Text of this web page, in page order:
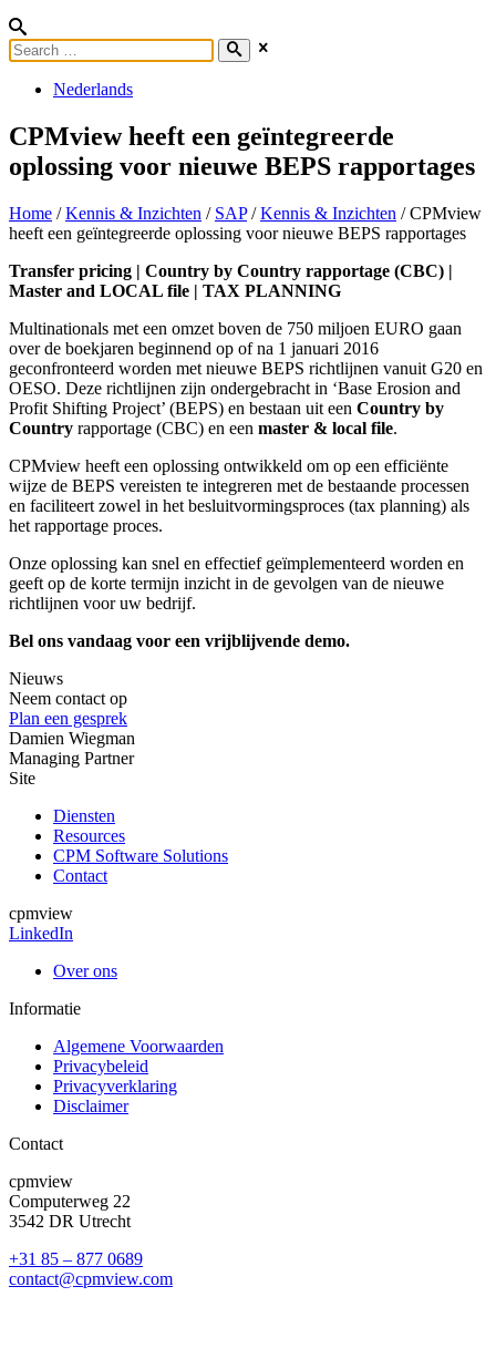
Nederlands
CPMview heeft een geïntegreerde
oplossing voor nieuwe BEPS rapportages
Home /Kennis & Inzichten / SAP/Kennis & Inzichten /CPMview
heeft een geïntegreerde oplossing voor nieuwe BEPS rapportages
Transfer pricing | Country by Country rapportage (CBC) |
Master and LOCAL file | TAX PLANNING
Multinationals met een omzet boven de 750 miljoen EURO gaan
over de boekjaren beginnend op of na 1 januari 2016
geconfronteerd worden met nieuwe BEPS richtlijnen vanuit G20 en
OESO. Deze richtlijnen zijn ondergebracht in ‘Base Erosion and
Profit Shifting Project’ (BEPS) en bestaan uit een Country by
Country rapportage (CBC) en een master & local file.
CPMview heeft een oplossing ontwikkeld om op een efficiënte
wijze de BEPS vereisten te integreren met de bestaande processen
en faciliteert zowel in het besluitvormingsproces (tax planning) als
het rapportage proces.
Onze oplossing kan snel en effectief geïmplementeerd worden en
geeft op de korte termijn inzicht in de gevolgen van de nieuwe
richtlijnen voor uw bedrijf.
Bel ons vandaag voor een vrijblijvende demo.
Nieuws
Neem contact op
Plan een gesprek
Damien Wiegman
Managing Partner
Site
Diensten
Resources
CPM Software Solutions
Contact
cpmview
LinkedIn
Over ons
Informatie
Algemene Voorwaarden
Privacybeleid
Privacyverklaring
Disclaimer
Contact
cpmview
Computerweg 22
3542 DR Utrecht
+31 85 – 877 0689
contact@cpmview.com